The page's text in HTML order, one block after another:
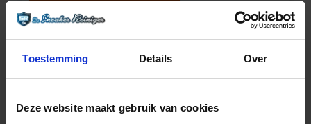
Toestemming Details Over
Deze website maakt gebruik van cookies